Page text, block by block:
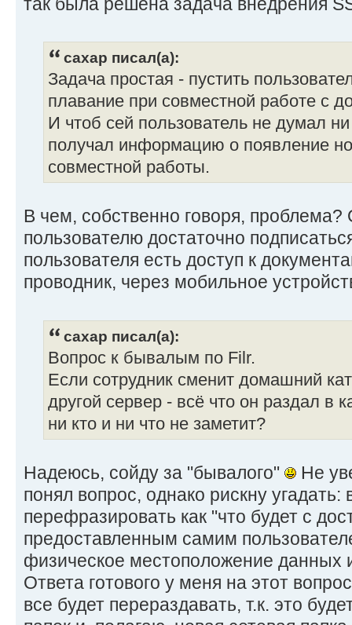
так была решена задача внедрения
caxap писал(а):
Задача простая - пустить
плавание при совместной работе с
И чтоб сей пользователь не думал
получал информацию о появление
совместной работы.
В чем, собственно говоря,
пользователю достаточно
пользователя есть доступ к
проводник, через мобильное
caxap писал(а):
Вопрос к бывалым по Filr.
Если сотрудник сменит домашний
другой сервер - всё что он раздал в
ни кто и ни что не заметит?
Надеюсь, сойду за "бывалого"
Не
понял вопрос, однако рискну
перефразировать как "что будет с
предоставленным самим
физическое местоположение данных
Ответа готового у меня на этот
все будет перераздавать, т.к. это